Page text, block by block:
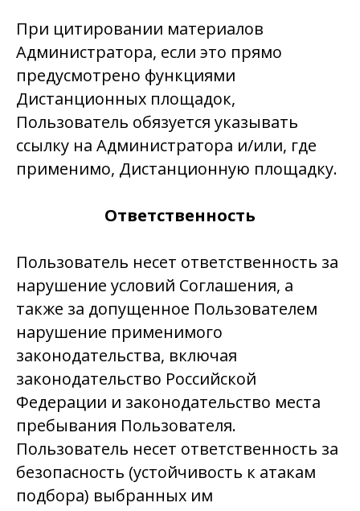
При цитировании материалов
Администратора, если это прямо
предусмотрено функциями
Дистанционных площадок,
Пользователь обязуется указывать
ссылку на Администратора и/или, где
применимо, Дистанционную площадку.
Ответственность
Пользователь несет ответственность за
нарушение условий Соглашения, а
также за допущенное Пользователем
нарушение применимого
законодательства, включая
законодательство Российской
Федерации и законодательство места
пребывания Пользователя.
Пользователь несет ответственность за
безопасность (устойчивость к атакам
подбора) выбранных им